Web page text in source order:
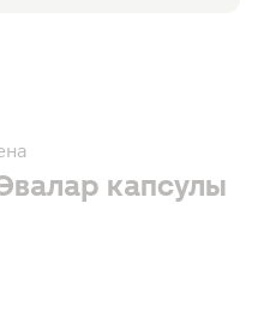
капсулы